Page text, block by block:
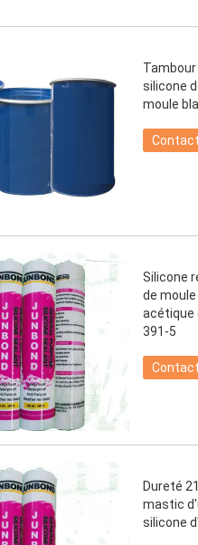
silicone
moule
Silicone
de
acétique
391-5
Dureté
mastic
silicone